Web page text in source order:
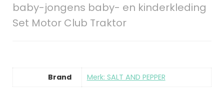
baby-jongens baby- en kinderkleding
Set Motor Club Traktor
Brand Merk: SALT AND PEPPER